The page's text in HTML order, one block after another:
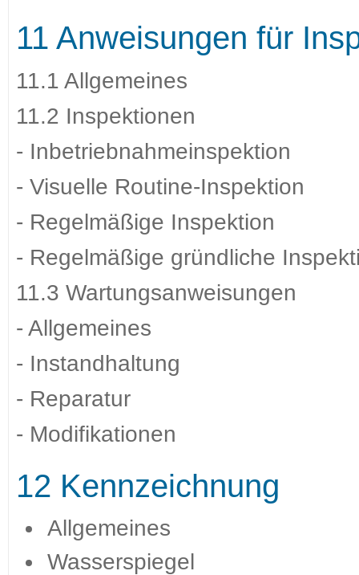
11 Anweisungen für
11.1 Allgemeines
11.2 Inspektionen
- Inbetriebnahmeinspektion
- Visuelle Routine-Inspektion
- Regelmäßige Inspektion
- Regelmäßige gründliche
11.3 Wartungsanweisungen
- Allgemeines
- Instandhaltung
- Reparatur
- Modifikationen
12 Kennzeichnung
Allgemeines
Wasserspiegel